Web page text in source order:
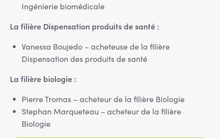
Ingénierie biomédicale
La filière Dispensation produits de santé :
Vanessa Boujedo – acheteuse de la filière
Dispensation des produits de santé
La filière biologie :
Pierre Tromas – acheteur de la filière Biologie
Stephan Marqueteau – acheteur de la filière
Biologie